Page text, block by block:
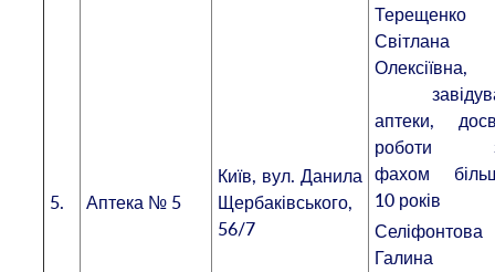
5. Аптека № 5
Київ, вул. Данила
Щербаківського,
56/7
Терещенко
Світлана
Олексіївна,
аптеки,
роботи
фахом
10 років
Селіфонтова
Галина